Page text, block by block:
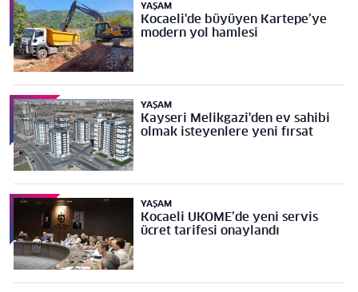
YAŞAM
Kocaeli'de büyüyen Kartepe’ye
modern yol hamlesi
YAŞAM
Kayseri Melikgazi'den ev sahibi
olmak isteyenlere yeni fırsat
YAŞAM
Kocaeli UKOME’de yeni servis
ücret tarifesi onaylandı